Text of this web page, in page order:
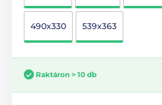
490x330 539x363
Raktáron > 10 db